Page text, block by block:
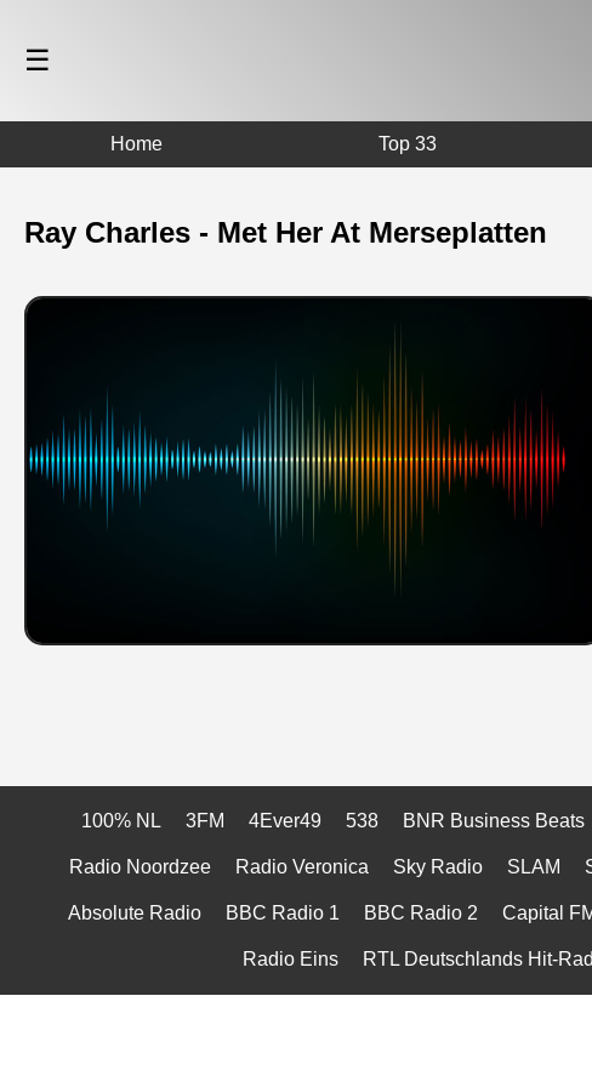
☰
Home Top 33
Ray Charles - Met Her At Merseplatten
100% NL 3FM 4Ever49 538 BNR Business Beats
Radio Noordzee Radio Veronica Sky Radio SLAM
Absolute Radio BBC Radio 1 BBC Radio 2 Capital
Radio Eins RTL Deutschlands Hit-